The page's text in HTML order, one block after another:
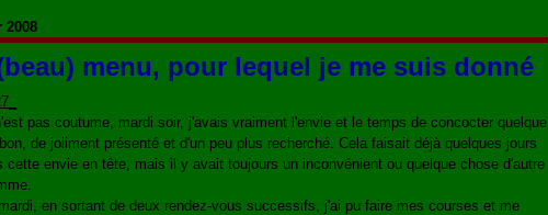
2008
menu, pour lequel je me suis donné
pas coutume, mardi soir, j'avais vraiment l'envie et le temps de concocter quelque
de joliment présenté et d'un peu plus recherché. Cela faisait déjà quelques jours
cette envie en tête, mais il y avait toujours un inconvénient ou quelque chose d'autre
en sortant de deux rendez-vous successifs, j'ai pu faire mes courses et me